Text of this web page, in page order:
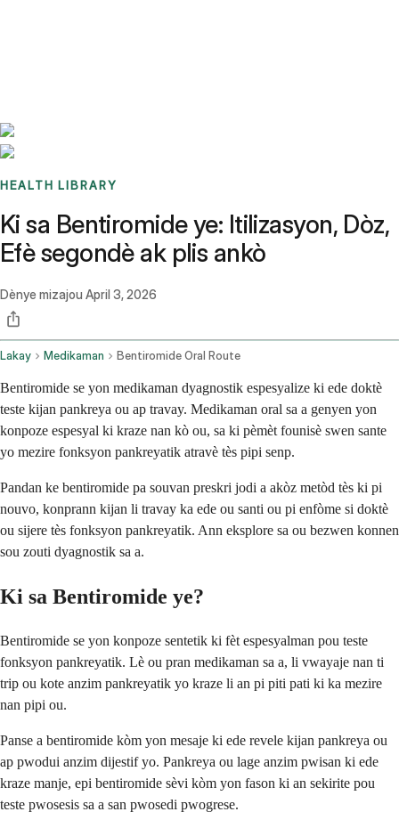
HEALTH LIBRARY
Ki sa Bentiromide ye: Itilizasyon, Dòz,
Efè segondè ak plis ankò
Dènye mizajou April 3, 2026
Lakay Medikaman Bentiromide Oral Route
Bentiromide se yon medikaman dyagnostik espesyalize ki ede doktè
teste kijan pankreya ou ap travay. Medikaman oral sa a genyen yon
konpoze espesyal ki kraze nan kò ou, sa ki pèmèt founisè swen sante
yo mezire fonksyon pankreyatik atravè tès pipi senp.
Pandan ke bentiromide pa souvan preskri jodi a akòz metòd tès ki pi
nouvo, konprann kijan li travay ka ede ou santi ou pi enfòme si doktè
ou sijere tès fonksyon pankreyatik. Ann eksplore sa ou bezwen konnen
sou zouti dyagnostik sa a.
Ki sa Bentiromide ye?
Bentiromide se yon konpoze sentetik ki fèt espesyalman pou teste
fonksyon pankreyatik. Lè ou pran medikaman sa a, li vwayaje nan ti
trip ou kote anzim pankreyatik yo kraze li an pi piti pati ki ka mezire
nan pipi ou.
Panse a bentiromide kòm yon mesaje ki ede revele kijan pankreya ou
ap pwodui anzim dijestif yo. Pankreya ou lage anzim pwisan ki ede
kraze manje, epi bentiromide sèvi kòm yon fason ki an sekirite pou
teste pwosesis sa a san pwosedi pwogrese.